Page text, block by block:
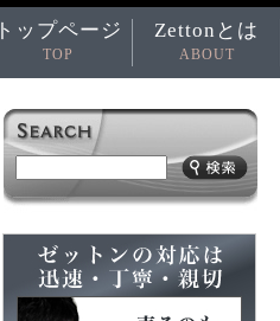
トップページ
TOP
Zettonとは
ABOUT